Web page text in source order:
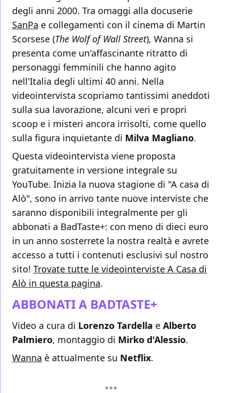
degli anni 2000. Tra omaggi alla docuserie
SanPa e collegamenti con il cinema di Martin
Scorsese (The Wolf of Wall Street), Wanna si
presenta come un'affascinante ritratto di
personaggi femminili che hanno agito
nell'Italia degli ultimi 40 anni. Nella
videointervista scopriamo tantissimi aneddoti
sulla sua lavorazione, alcuni veri e propri
scoop e i misteri ancora irrisolti, come quello
sulla figura inquietante di Milva Magliano.
Questa videointervista viene proposta
gratuitamente in versione integrale su
YouTube. Inizia la nuova stagione di "A casa di
Alò", sono in arrivo tante nuove interviste che
saranno disponibili integralmente per gli
abbonati a BadTaste+: con meno di dieci euro
in un anno sosterrete la nostra realtà e avrete
accesso a tutti i contenuti esclusivi sul nostro
sito! Trovate tutte le videointerviste A Casa di
Alò in questa pagina.
ABBONATI A BADTASTE+
Video a cura di Lorenzo Tardella e Alberto
Palmiero, montaggio di Mirko d'Alessio.
Wanna è attualmente su Netflix.